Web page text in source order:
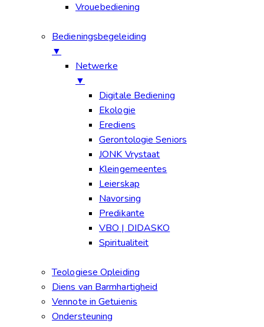
Vrouebediening
Bedieningsbegeleiding
▼
Netwerke
▼
Digitale Bediening
Ekologie
Erediens
Gerontologie Seniors
JONK Vrystaat
Kleingemeentes
Leierskap
Navorsing
Predikante
VBO | DIDASKO
Spiritualiteit
Teologiese Opleiding
Diens van Barmhartigheid
Vennote in Getuienis
Ondersteuning